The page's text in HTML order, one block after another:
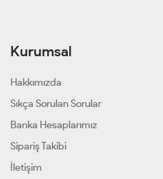
Kurumsal
Hakkımızda
Sıkça Sorulan Sorular
Banka Hesaplarımız
Sipariş Takibi
İletişim